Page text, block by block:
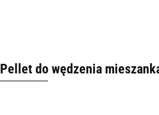
Pellet do wędzenia